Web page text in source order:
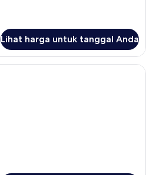
Lihat harga untuk tanggal Anda
Superior Double Room | Meja